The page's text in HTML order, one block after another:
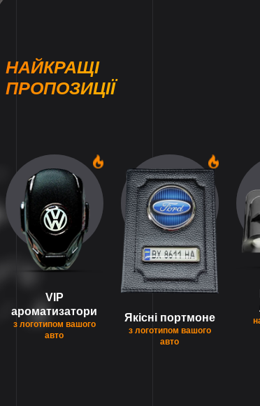
НАЙКРАЩІ
ПРОПОЗИЦІЇ
VIP
ароматизатори
з логотипом вашого
авто
Якісні портмоне
з логотипом вашого
авто